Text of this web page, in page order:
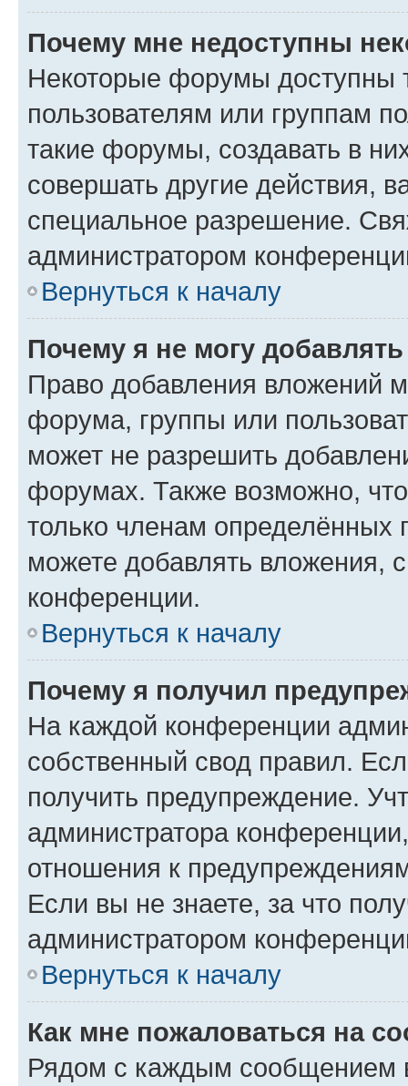
Почему мне недоступны
Некоторые форумы доступны
пользователям или группам
такие форумы, создавать в
совершать другие действия,
специальное разрешение.
администратором
Вернуться к началу
Почему я не могу
Право добавления вложений
форума, группы или
может не разрешить
форумах. Также возможно,
только членам определённых
можете добавлять вложения,
конференции.
Вернуться к началу
Почему я получил
На каждой конференции
собственный свод правил.
получить предупреждение.
администратора
отношения к
Если вы не знаете, за что
администратором
Вернуться к началу
Как мне пожаловаться на
Рядом с каждым сообщением